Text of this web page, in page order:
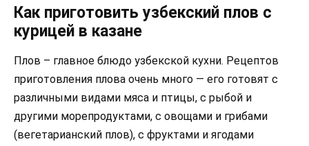
Как приготовить узбекский плов с
курицей в казане
Плов – главное блюдо узбекской кухни. Рецептов
приготовления плова очень много — его готовят с
различными видами мяса и птицы, с рыбой и
другими морепродуктами, с овощами и грибами
(вегетарианский плов), с фруктами и ягодами